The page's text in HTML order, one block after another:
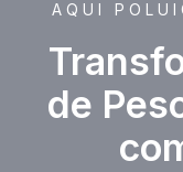
AQUI
de